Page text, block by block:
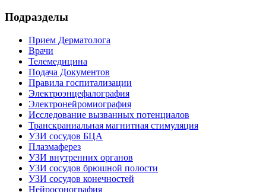
Подразделы
Прием Дерматолога
Врачи
Телемедицина
Подача Документов
Правила госпитализации
Электроэнцефалография
Электронейромиография
Исследование вызванных потенциалов
Транскраниальная магнитная стимуляция
УЗИ сосудов БЦА
Плазмаферез
УЗИ внутренних органов
УЗИ сосудов брюшной полости
УЗИ сосудов конечностей
Нейросонография